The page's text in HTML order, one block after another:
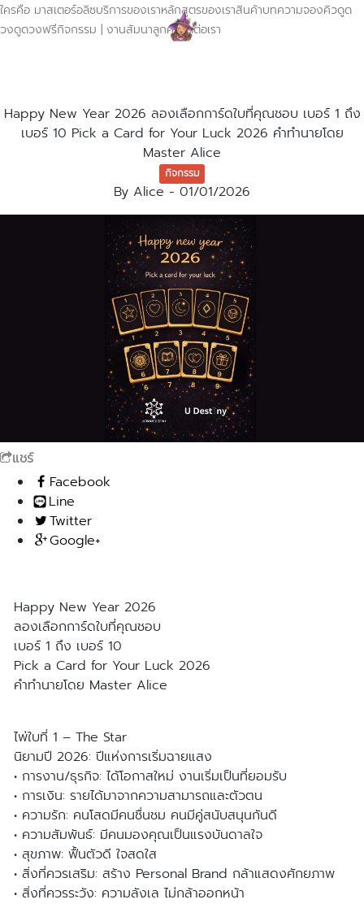
ใครคือ มาสเตอร์อลิซบริการของเราหลักสูตรของเราสินค้าบทความจองคิวดูด
วงดูดวงฟรีกิจกรรม | งานสัมนาลูกค้าติดต่อเรา
Happy New Year 2026 ลองเลือกการ์ดใบที่คุณชอบ เบอร์ 1 ถึง
เบอร์ 10 Pick a Card for Your Luck 2026 คำทำนายโดย
Master Alice
กิจกรรม
By Alice - 01/01/2026
แชร์
Facebook
Line
Twitter
Google+
Happy New Year 2026
ลองเลือกการ์ดใบที่คุณชอบ
เบอร์ 1 ถึง เบอร์ 10
Pick a Card for Your Luck 2026
คำทำนายโดย Master Alice
ไพ่ใบที่ 1 – The Star
นิยามปี 2026: ปีแห่งการเริ่มฉายแสง
• การงาน/ธุรกิจ: ได้โอกาสใหม่ งานเริ่มเป็นที่ยอมรับ
• การเงิน: รายได้มาจากความสามารถและตัวตน
• ความรัก: คนโสดมีคนชื่นชม คนมีคู่สนับสนุนกันดี
• ความสัมพันธ์: มีคนมองคุณเป็นแรงบันดาลใจ
• สุขภาพ: ฟื้นตัวดี ใจสดใส
• สิ่งที่ควรเสริม: สร้าง Personal Brand กล้าแสดงศักยภาพ
• สิ่งที่ควรระวัง: ความลังเล ไม่กล้าออกหน้า